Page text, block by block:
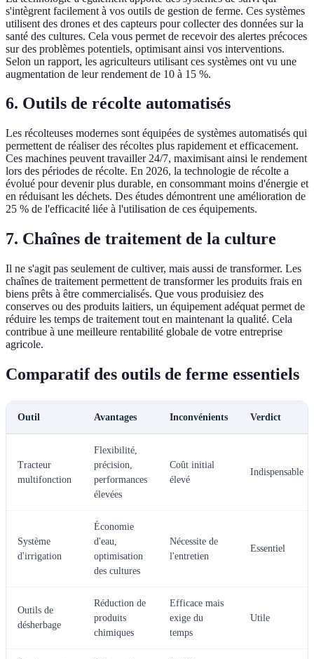
s'intègrent facilement à vos outils de gestion de ferme. Ces systèmes
utilisent des drones et des capteurs pour collecter des données sur la
santé des cultures. Cela vous permet de recevoir des alertes précoces
sur des problèmes potentiels, optimisant ainsi vos interventions.
Selon un rapport, les agriculteurs utilisant ces systèmes ont vu une
augmentation de leur rendement de 10 à 15 %.
6. Outils de récolte automatisés
Les récolteuses modernes sont équipées de systèmes automatisés qui
permettent de réaliser des récoltes plus rapidement et efficacement.
Ces machines peuvent travailler 24/7, maximisant ainsi le rendement
lors des périodes de récolte. En 2026, la technologie de récolte a
évolué pour devenir plus durable, en consommant moins d'énergie et
en réduisant les déchets. Des études démontrent une amélioration de
25 % de l'efficacité liée à l'utilisation de ces équipements.
7. Chaînes de traitement de la culture
Il ne s'agit pas seulement de cultiver, mais aussi de transformer. Les
chaînes de traitement permettent de transformer les produits frais en
biens prêts à être commercialisés. Que vous produisiez des
conserves ou des produits laitiers, un équipement adéquat permet de
réduire les temps de traitement tout en maintenant la qualité. Cela
contribue à une meilleure rentabilité globale de votre entreprise
agricole.
Comparatif des outils de ferme essentiels
Outil Avantages Inconvénients Verdict
Tracteur
multifonction
Flexibilité,
précision,
performances
élevées
Coût initial
élevé
Indispensable
Système
d'irrigation
Économie
d'eau,
optimisation
des cultures
Nécessite de
l'entretien
Essentiel
Outils de
désherbage
Réduction de
produits
chimiques
Efficace mais
exige du
temps
Utile